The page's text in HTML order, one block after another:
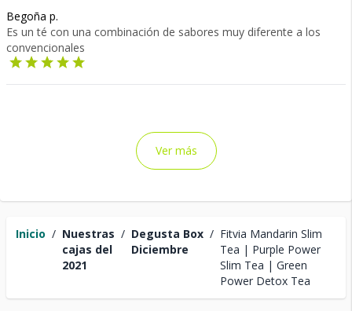
Inicio / Nuestras
cajas del
2021
/ Degusta Box
Diciembre
/ Fitvia Mandarin Slim
Tea | Purple Power
Slim Tea | Green
Power Detox Tea
Begoña p.
Es un té con una combinación de sabores muy diferente a los
convencionales
Ver más